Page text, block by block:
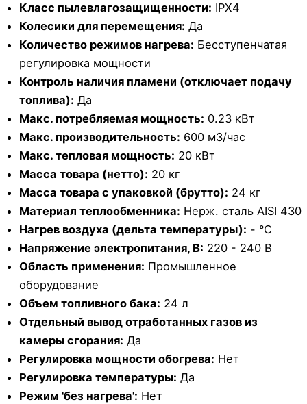
Класс пылевлагозащищенности: IPX4
Колесики для перемещения: Да
Количество режимов нагрева: Бесступенчатая
регулировка мощности
Контроль наличия пламени (отключает подачу
топлива): Да
Макс. потребляемая мощность: 0.23 кВт
Макс. производительность: 600 м3/час
Макс. тепловая мощность: 20 кВт
Масса товара (нетто): 20 кг
Масса товара с упаковкой (брутто): 24 кг
Материал теплообменника: Нерж. сталь AISI 430
Нагрев воздуха (дельта температуры): - °С
Напряжение электропитания, В: 220 - 240 В
Область применения: Промышленное
оборудование
Объем топливного бака: 24 л
Отдельный вывод отработанных газов из
камеры сгорания: Да
Регулировка мощности обогрева: Нет
Регулировка температуры: Да
Режим 'без нагрева': Нет